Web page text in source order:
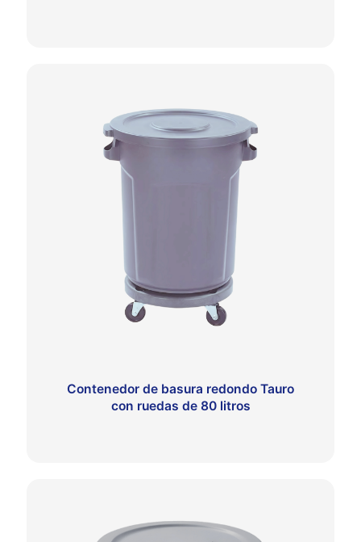
Contenedor de basura redondo Tauro
con ruedas de 80 litros